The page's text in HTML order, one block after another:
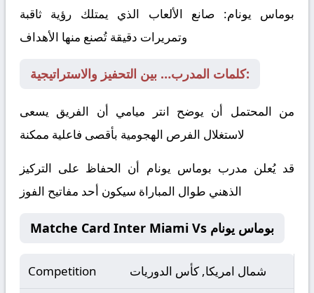
بوماس يونام: صانع الألعاب الذي يمتلك رؤية ثاقبة
وتمريرات دقيقة تُصنع منها الأهداف
كلمات المدرب… بين التحفيز والاستراتيجية:
من المحتمل أن يوضح انتر ميامي أن الفريق يسعى
لاستغلال الفرص الهجومية بأقصى فاعلية ممكنة
قد يُعلن مدرب بوماس يونام أن الحفاظ على التركيز
الذهني طوال المباراة سيكون أحد مفاتيح الفوز
Matche Card Inter Miami Vs بوماس يونام
Competition شمال امريكا, كأس الدوريات